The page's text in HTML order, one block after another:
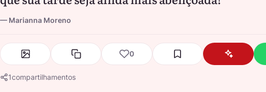
Marianna Moreno
0
1compartilhamentos